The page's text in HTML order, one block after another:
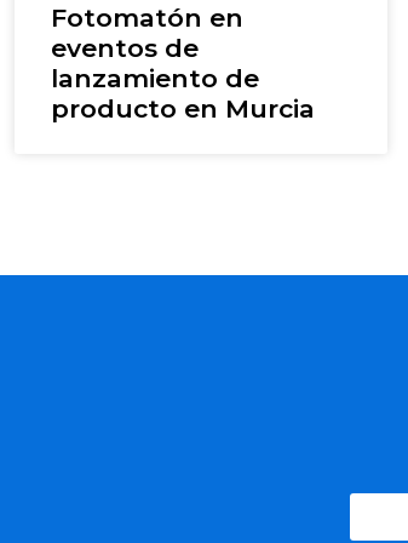
Fotomatón en
eventos de
lanzamiento de
producto en Murcia